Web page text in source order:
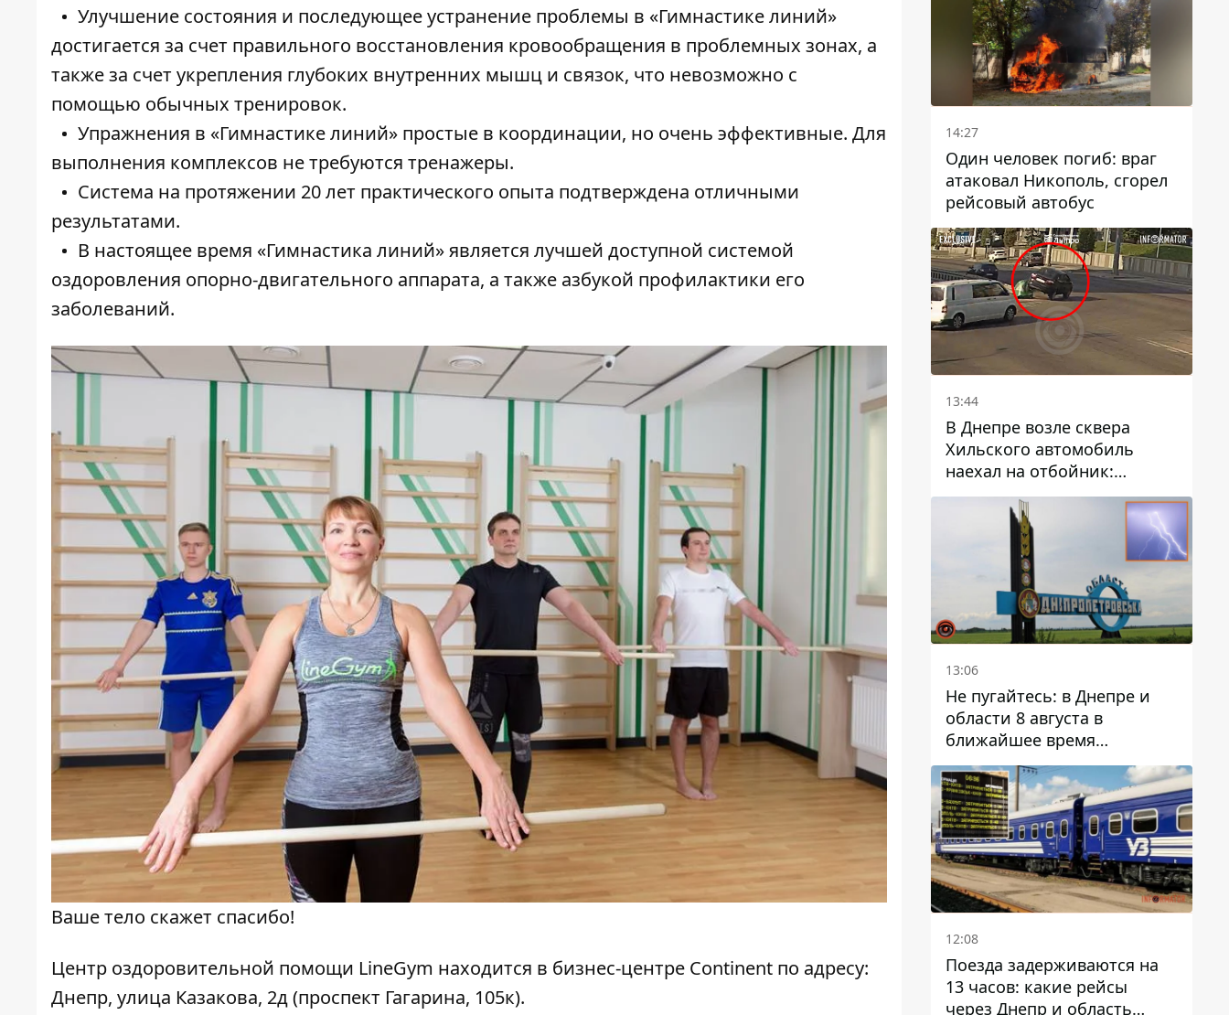
Улучшение состояния и последующее устранение проблемы в «Гимнастике линий»
достигается за счет правильного восстановления кровообращения в проблемных зонах, а
также за счет укрепления глубоких внутренних мышц и связок, что невозможно с
помощью обычных тренировок.
Упражнения в «Гимнастике линий» простые в координации, но очень эффективные. Для
выполнения комплексов не требуются тренажеры.
Система на протяжении 20 лет практического опыта подтверждена отличными
результатами.
В настоящее время «Гимнастика линий» является лучшей доступной системой
оздоровления опорно-двигательного аппарата, а также азбукой профилактики его
заболеваний.
Ваше тело скажет спасибо!
Центр оздоровительной помощи LineGym находится в бизнес-центре Continent по адресу:
Днепр, улица Казакова, 2д (проспект Гагарина, 105к).
14:27
Один человек погиб: враг
атаковал Никополь, сгорел
рейсовый автобус
13:44
В Днепре возле сквера
Хильского автомобиль
наехал на отбойник:
момент происшествия
13:06
Не пугайтесь: в Днепре и
области 8 августа в
ближайшее время
ожидается гроза
12:08
Поезда задерживаются на
13 часов: какие рейсы
через Днепр и область